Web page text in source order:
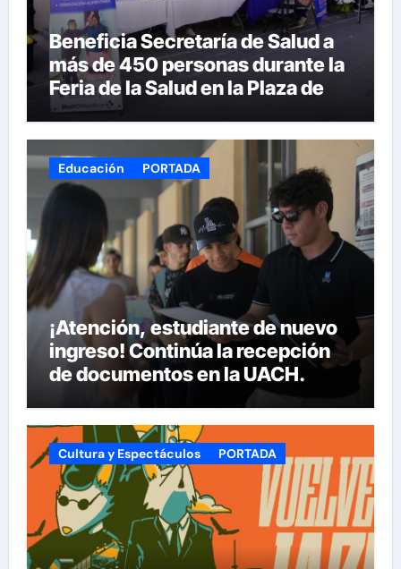
Beneficia Secretaría de Salud a
más de 450 personas durante la
Feria de la Salud en la Plaza de
Armas
Educación PORTADA
¡Atención, estudiante de nuevo
ingreso! Continúa la recepción
de documentos en la UACH.
Cultura y Espectáculos PORTADA